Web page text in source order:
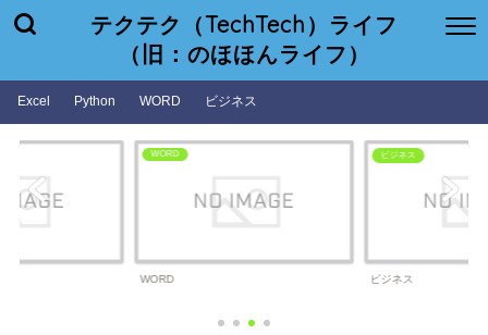
テクテク（TechTech）ライフ
（旧：のほほんライフ）
Excel Python WORD ビジネス
WORD
WORD
ビジネス
ビジネス